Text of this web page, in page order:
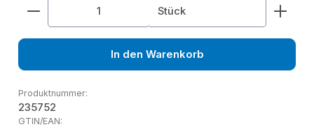
Produkt Anzahl: Gib den gewünschten Wert
Stück
In den Warenkorb
Produktnummer:
235752
GTIN/EAN: